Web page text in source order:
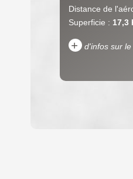
Distance de
Superficie : 17,3
+ d'infos sur le